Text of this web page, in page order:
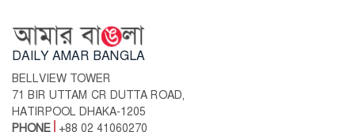
DAILY AMAR BANGLA
BELLVIEW TOWER
71 BIR UTTAM CR DUTTA ROAD,
HATIRPOOL DHAKA-1205
PHONE
+88 02 41060270